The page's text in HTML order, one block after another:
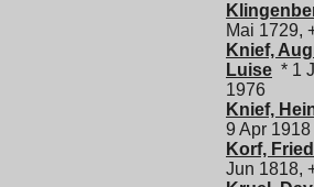
Mai 1729,
Knief,
Luise * 1
1976
Knief,
9 Apr 1918
Korf,
Jun 1818,